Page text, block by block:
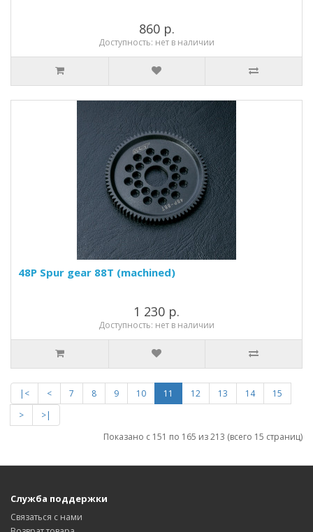
860 р.
Доступность: нет в наличии
48P Spur gear 88T (machined)
1 230 р.
Доступность: нет в наличии
|< < 7 8 9 10 11 12 13 14
15
>
>|
Показано с 151 по 165 из 213 (всего 15 страниц)
Служба поддержки
Связаться с нами